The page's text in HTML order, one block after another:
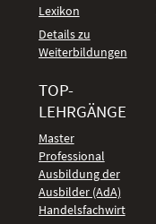
Lexikon
Details zu
Weiterbildungen
TOP-
LEHRGÄNGE
Master
Professional
Ausbildung der
Ausbilder (AdA)
Handelsfachwirt